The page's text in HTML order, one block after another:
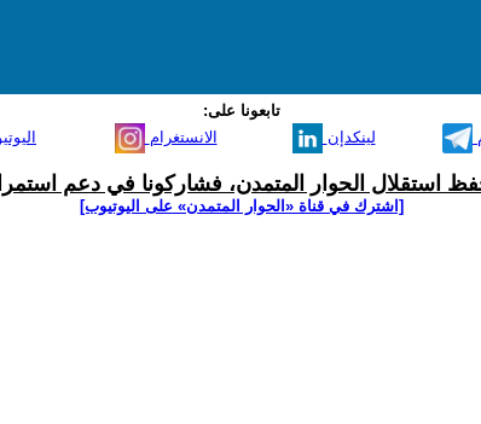
تابعونا على:
الانستغرام لينكدإن
استقلال الحوار المتمدن، فشاركونا في دعم
[اشترك في قناة ‫«الحوار المتمدن» على اليوتيوب]